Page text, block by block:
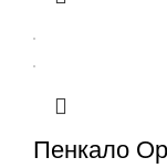
Пенкало